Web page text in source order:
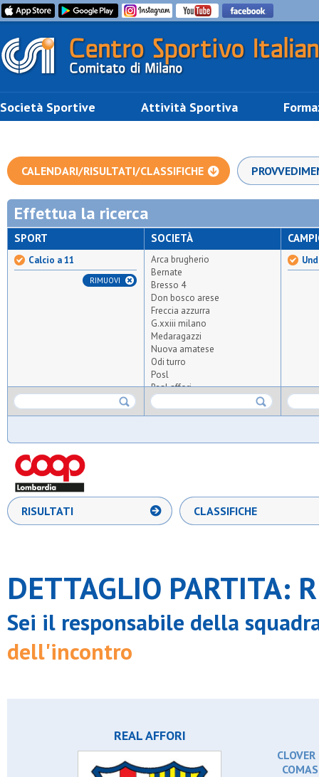
Società Sportive Attività Sportiva
CALENDARI/RISULTATI/CLASSIFICHE
Effettua la ricerca
SPORT
Calcio a 11
RIMUOVI
SOCIETÀ
Arca brugherio
Bernate
Bresso 4
Don bosco arese
Freccia azzurra
G.xxiii milano
Medaragazzi
Nuova amatese
Odi turro
Posl
Real affori
S.carlo nova
S.chiara e francesco
S.valeria
Samma
Stella azzurra 56
RISULTATI CLASSIFICHE
DETTAGLIO PARTITA:
Sei il responsabile della
dell'incontro
REAL AFFORI